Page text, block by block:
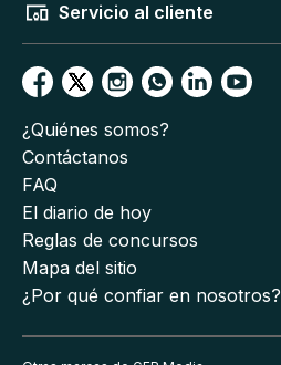
Servicio al cliente
¿Quiénes somos?
Contáctanos
FAQ
El diario de hoy
Reglas de concursos
Mapa del sitio
¿Por qué confiar en nosotros?